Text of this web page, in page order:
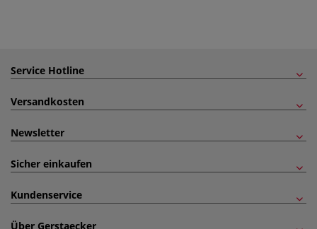
Service Hotline
Versandkosten
Newsletter
Sicher einkaufen
Kundenservice
Über Gerstaecker